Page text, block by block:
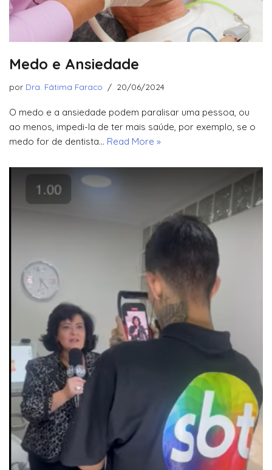
Medo e Ansiedade
por Dra. Fátima Faraco 20/06/2024
O medo e a ansiedade podem paralisar uma pessoa, ou
ao menos, impedi-la de ter mais saúde, por exemplo, se o
medo for de dentista… Read More »